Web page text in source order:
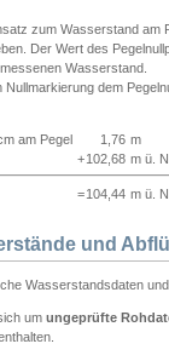
zum Wasserstand
Der Wert des
Wasserstand.
dem
am Pegel
1,76 m
+102,68 m ü.
=104,44 m ü.
und
Wasserstandsdaten
um ungeprüfte